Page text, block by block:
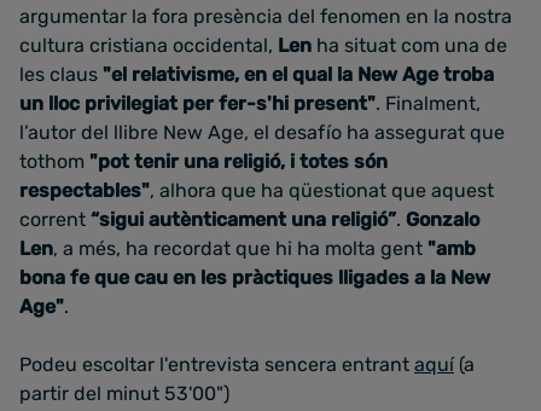
argumentar la fora presència del fenomen en la nostra
cultura cristiana occidental, Len ha situat com una de
les claus "el relativisme, en el qual la New Age troba
un lloc privilegiat per fer-s'hi present". Finalment,
l’autor del llibre New Age, el desafío ha assegurat que
tothom "pot tenir una religió, i totes són
respectables", alhora que ha qüestionat que aquest
corrent “sigui autènticament una religió”. Gonzalo
Len, a més, ha recordat que hi ha molta gent "amb
bona fe que cau en les pràctiques lligades a la New
Age".
Podeu escoltar l'entrevista sencera entrant aquí(a
partir del minut 53'00")